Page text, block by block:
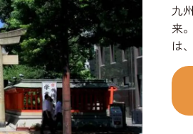
九
来。 建ち並ぶオフィスビルの谷間にひっそりと建つ水鏡天満宮
は
こ
戸
現